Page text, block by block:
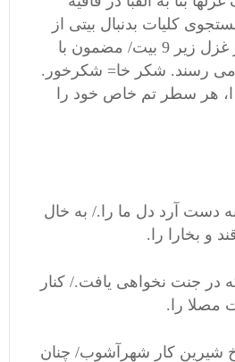
کلیات بدنبال بیتی از
کل غزل می باشد. در غزل زیر 9 بیت/ مضمون با
می رسند. شکر خا= شکرخور.
ا، هر سطر تم خاص خود را
دست آرد دل ما را./ به خال
و بخارا را.
در جنت نخواهی یافت./ کنار
مصلا را.
شیرین کار شهرآشوب/ چنان